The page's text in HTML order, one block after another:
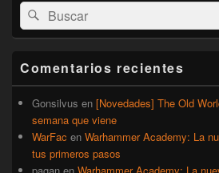
área
de
widget
lateral
primaria
Buscar
por:
Buscar
Comentarios recientes
Gonsilvus en [Novedades] The Old
semana que viene
WarFac en Warhammer Academy: La
tus primeros pasos
pagan en Warhammer Academy: La